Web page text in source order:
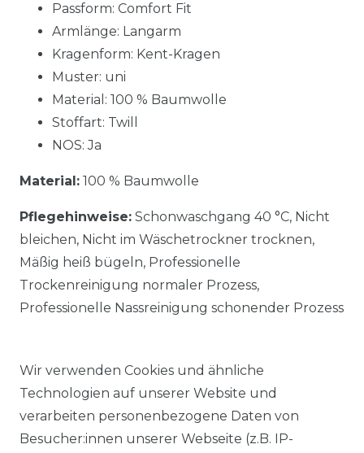
Passform: Comfort Fit
Armlänge: Langarm
Kragenform: Kent-Kragen
Muster: uni
Material: 100 % Baumwolle
Stoffart: Twill
NOS: Ja
Material: 100 % Baumwolle
Pflegehinweise: Schonwaschgang 40 °C, Nicht
bleichen, Nicht im Wäschetrockner trocknen,
Mäßig heiß bügeln, Professionelle
Trockenreinigung normaler Prozess,
Professionelle Nassreinigung schonender Prozess
Ähnlicher Artikel
Wir verwenden Cookies und ähnliche
Technologien auf unserer Website und
verarbeiten personenbezogene Daten von
Besucher:innen unserer Webseite (z.B. IP-